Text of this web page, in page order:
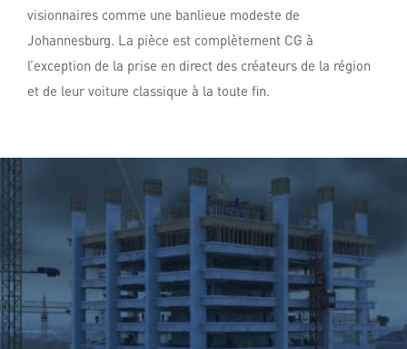
visionnaires comme une banlieue modeste de
Johannesburg. La pièce est complètement CG à
l’exception de la prise en direct des créateurs de la région
et de leur voiture classique à la toute fin.